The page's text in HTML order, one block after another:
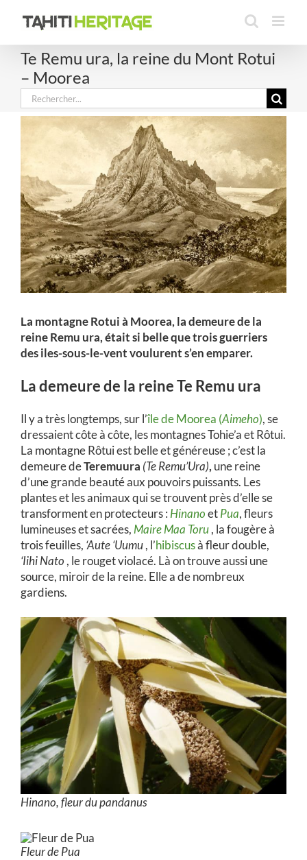
Te Remu ura, la reine du Mont Rotui
– Moorea
Rechercher:
La montagne Rotui à Moorea, la demeure de la
reine Remu ura, était si belle que trois guerriers
des iles-sous-le-vent voulurent s’en emparer.
La demeure de la reine Te Remu ura
Il y a très longtemps, sur l’île de Moorea (Aimeho), se
dressaient côte à côte, les montagnes Tohie’a et Rôtui.
La montagne Rôtui est belle et généreuse ; c’est la
demeure deTeremuura (Te Remu’Ura), une reine
d’une grande beauté aux pouvoirs puissants. Les
plantes et les animaux qui se trouvent près d’elle se
transforment en protecteurs : HinanoetPua, fleurs
lumineuses et sacrées, Maire Maa Toru, la fougère à
trois feuilles, ‘Aute ‘Uumu, l’hibiscusà fleur double,
‘Iihi Nato , le rouget violacé. Là on trouve aussi une
source, miroir de la reine. Elle a de nombreux
gardiens.
Hinano, fleur du pandanus
Fleur de Pua